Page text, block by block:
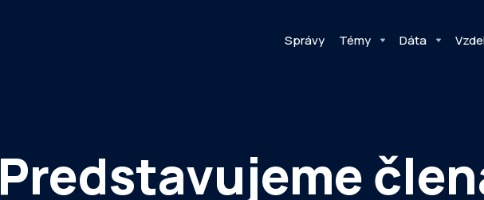
Správy Témy Dáta
Predstavujeme